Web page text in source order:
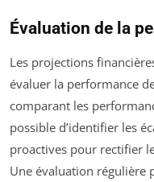
Évaluation de la
Les projections
évaluer la performance
comparant les
possible d’identifier les
proactives pour rectifier
Une évaluation régulière